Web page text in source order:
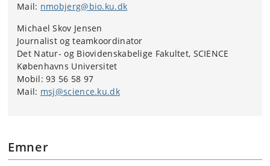
Mail: nmobjerg@bio.ku.dk
Michael Skov Jensen
Journalist og teamkoordinator
Det Natur- og Biovidenskabelige Fakultet, SCIENCE
Københavns Universitet
Mobil: 93 56 58 97
Mail: msj@science.ku.dk
Emner